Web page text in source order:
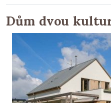
Dům dvou